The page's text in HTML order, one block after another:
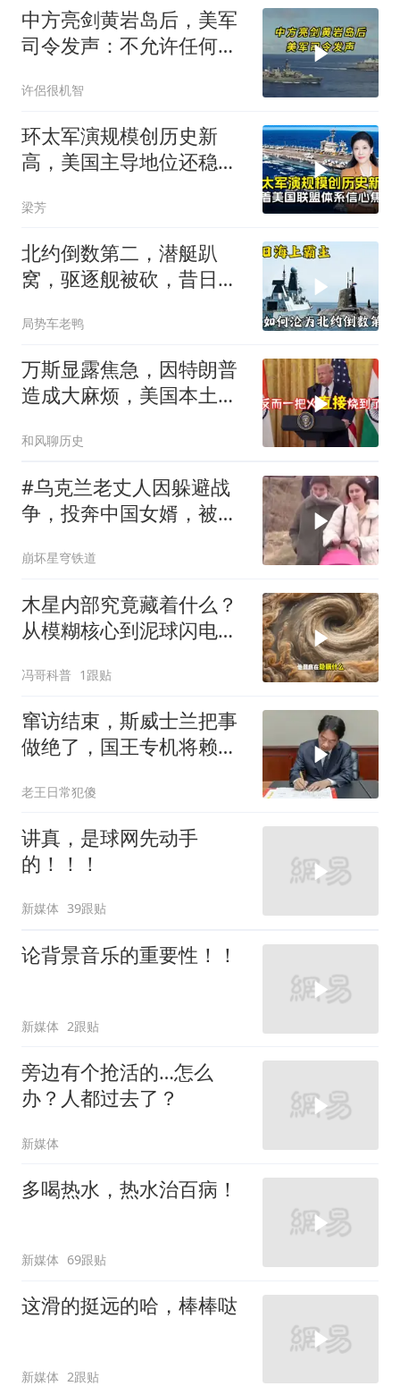
中方亮剑黄岩岛后，美军
司令发声：不允许任何国
许侶很机智
环太军演规模创历史新
高，美国主导地位还稳得
梁芳
北约倒数第二，潜艇趴
窝，驱逐舰被砍，昔日的
局势车老鸭
万斯显露焦急，因特朗普
造成大麻烦，美国本土有
和风聊历史
#乌克兰老丈人因躲避战
争，投奔中国女婿，被眼
崩坏星穹铁道
木星内部究竟藏着什么？
从模糊核心到泥球闪电，
冯哥科普 1跟贴
窜访结束，斯威士兰把事
做绝了，国王专机将赖清
老王日常犯傻
讲真，是球网先动手
的！！！
新媒体 39跟贴
论背景音乐的重要性！！
新媒体 2跟贴
旁边有个抢活的…怎么
办？人都过去了？
新媒体
多喝热水，热水治百病！
新媒体 69跟贴
这滑的挺远的哈，棒棒哒
新媒体 2跟贴